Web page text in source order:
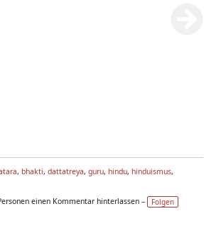
, bhakti, dattatreya, guru, hindu, hinduismus,
einen Kommentar hinterlassen –
Folgen